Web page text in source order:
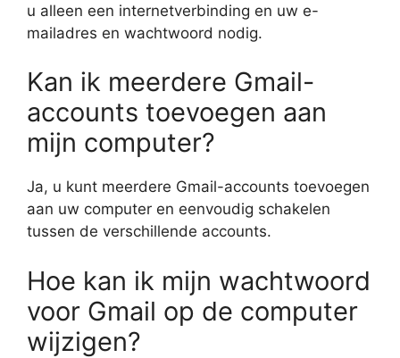
u alleen een internetverbinding en uw e-
mailadres en wachtwoord nodig.
Kan ik meerdere Gmail-
accounts toevoegen aan
mijn computer?
Ja, u kunt meerdere Gmail-accounts toevoegen
aan uw computer en eenvoudig schakelen
tussen de verschillende accounts.
Hoe kan ik mijn wachtwoord
voor Gmail op de computer
wijzigen?